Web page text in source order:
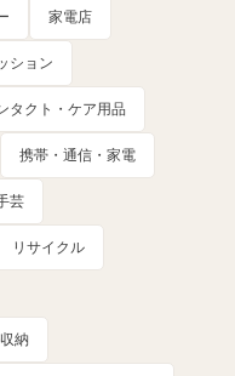
家電店
ション
タクト・ケア用品
携帯・通信・家電
芸
リサイクル
納